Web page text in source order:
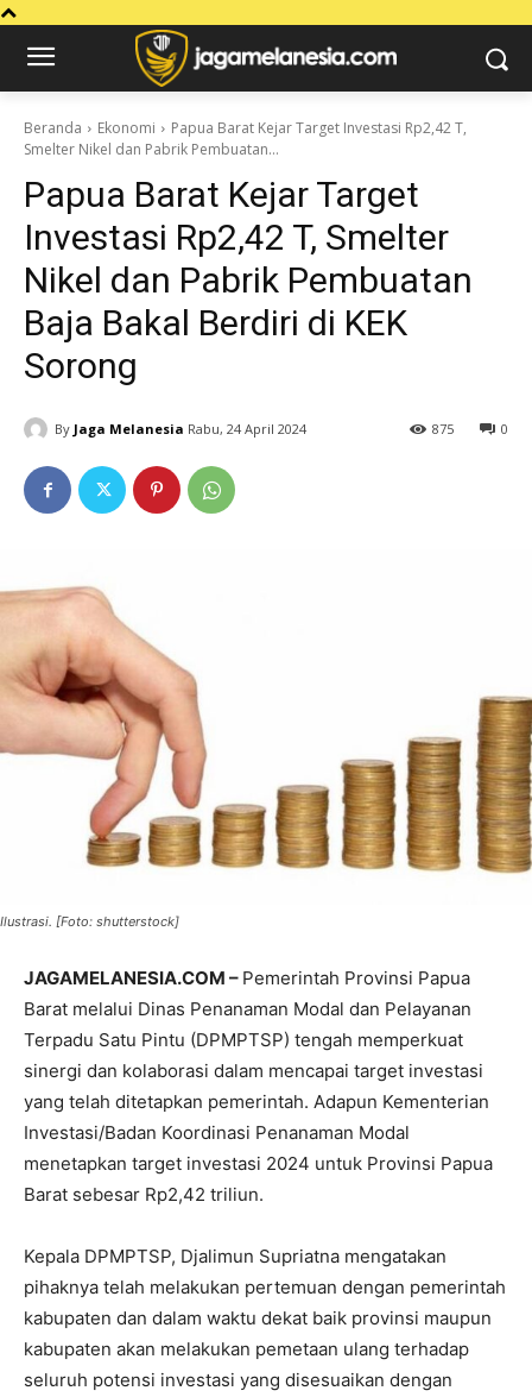
Beranda Ekonomi
Papua Barat Kejar Target Investasi Rp2,42 T,
Smelter Nikel dan Pabrik Pembuatan...
Papua Barat Kejar Target
Investasi Rp2,42 T, Smelter
Nikel dan Pabrik Pembuatan
Baja Bakal Berdiri di KEK
Sorong
By Jaga Melanesia Rabu, 24 April 2024 0
875
Ilustrasi. [Foto: shutterstock]
JAGAMELANESIA.COM – Pemerintah Provinsi Papua
Barat melalui Dinas Penanaman Modal dan Pelayanan
Terpadu Satu Pintu (DPMPTSP) tengah memperkuat
sinergi dan kolaborasi dalam mencapai target investasi
yang telah ditetapkan pemerintah. Adapun Kementerian
Investasi/Badan Koordinasi Penanaman Modal
menetapkan target investasi 2024 untuk Provinsi Papua
Barat sebesar Rp2,42 triliun.
Kepala DPMPTSP, Djalimun Supriatna mengatakan
pihaknya telah melakukan pertemuan dengan pemerintah
kabupaten dan dalam waktu dekat baik provinsi maupun
kabupaten akan melakukan pemetaan ulang terhadap
seluruh potensi investasi yang disesuaikan dengan